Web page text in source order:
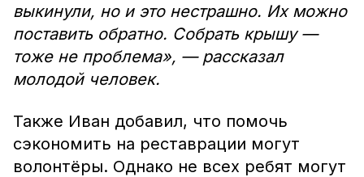
выкинули, но и это нестрашно. Их можно
поставить обратно. Собрать крышу —
тоже не проблема», — рассказал
молодой человек.
Также Иван добавил, что помочь
сэкономить на реставрации могут
волонтёры. Однако не всех ребят могут